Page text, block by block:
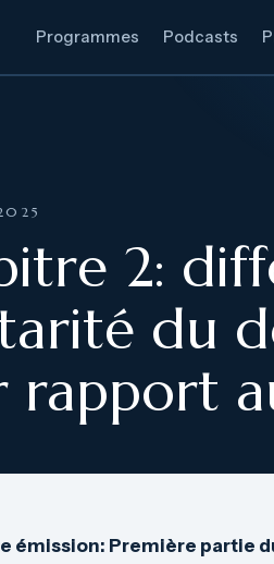
Programmes Podcasts
2:
du
émission: Première partie